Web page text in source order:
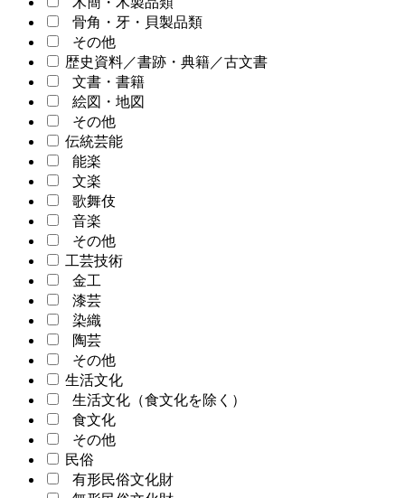
骨角・牙・貝製品類
その他
歴史資料／書跡・典籍／古文書
文書・書籍
絵図・地図
その他
伝統芸能
能楽
文楽
歌舞伎
音楽
その他
工芸技術
金工
漆芸
染織
陶芸
その他
生活文化
生活文化（食文化を除く）
食文化
その他
民俗
有形民俗文化財